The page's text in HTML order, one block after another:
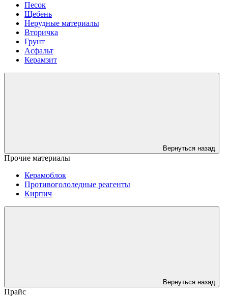
Песок
Щебень
Нерудные материалы
Вторичка
Грунт
Асфальт
Керамзит
Вернуться назад
Прочие материалы
Керамоблок
Противогололедные реагенты
Кирпич
Вернуться назад
Прайс